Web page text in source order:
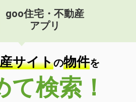
goo住宅・不動産
アプリ
サイトの物件を
て検索！